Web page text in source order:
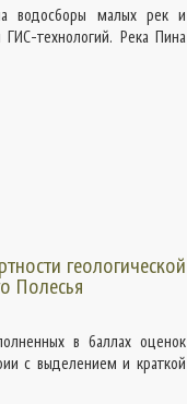
на водосборы малых рек и
технологий. Река Пина
геологической
Полесья
в баллах оценок
с выделением и краткой